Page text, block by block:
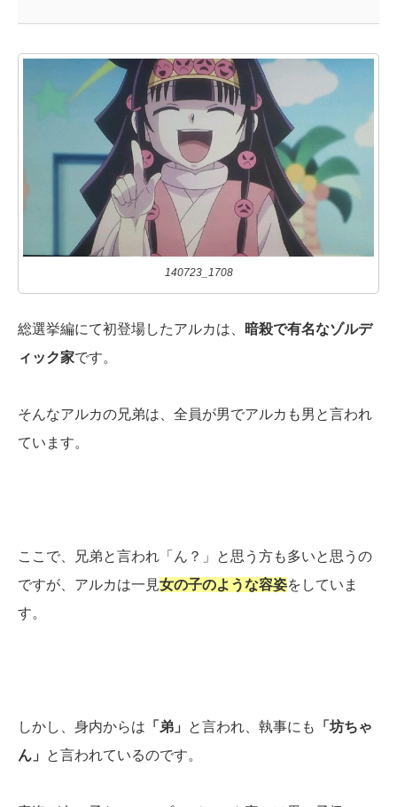
140723_1708
総選挙編にて初登場したアルカは、
暗殺で有名なゾルデ
ィック家です。
そんなアルカの兄弟は、全員が男でアルカも男と言われ
ています。
ここで、兄弟と言われ「ん？」と思う方も多いと思うの
ですが、アルカは一見女の子のような容姿をしていま
す。
しかし、身内からは 「弟」 と言われ、執事にも
「坊ちゃ
ん」
と言われているのです。